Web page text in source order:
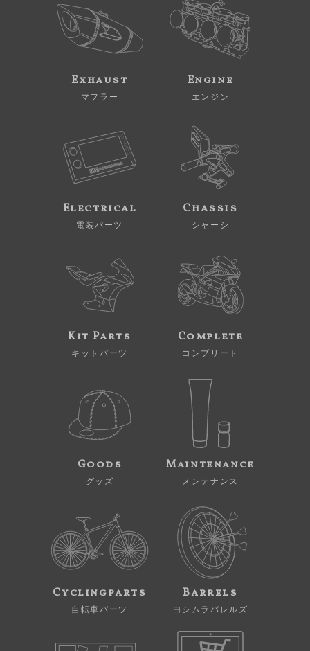
Exhaust
マフラー
Engine
エンジン
Electrical
電装パーツ
Chassis
シャーシ
Kit Parts
キットパーツ
Complete
コンプリート
Goods
グッズ
Maintenance
メンテナンス
Cyclingparts
自転車パーツ
Barrels
ヨシムラバレルズ